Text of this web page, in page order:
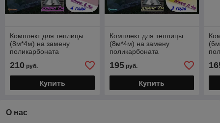
Комплект для теплицы
(8м*4м) на замену
поликарбоната
210 руб.
Купить
Комплект для теплицы
(8м*4м) на замену
поликарбоната
195руб.
Купить
О нас